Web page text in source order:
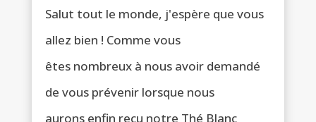
Salut tout le monde, j'espère que vous
allez bien ! Comme vous
êtes nombreux à nous avoir demandé
de vous prévenir lorsque nous
aurons enfin reçu notre Thé Blanc